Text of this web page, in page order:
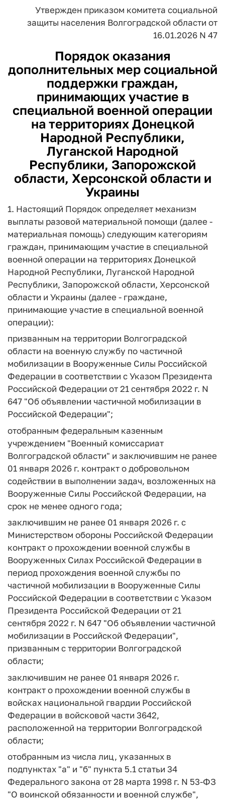
Утвержден приказом комитета социальной
защиты населения Волгоградской области от
16.01.2026 N 47
Порядок оказания
дополнительных мер социальной
поддержки граждан,
принимающих участие в
специальной военной операции
на территориях Донецкой
Народной Республики,
Луганской Народной
Республики, Запорожской
области, Херсонской области и
Украины
1. Настоящий Порядок определяет механизм
выплаты разовой материальной помощи (далее -
материальная помощь) следующим категориям
граждан, принимающим участие в специальной
военной операции на территориях Донецкой
Народной Республики, Луганской Народной
Республики, Запорожской области, Херсонской
области и Украины (далее - граждане,
принимающие участие в специальной военной
операции):
призванным на территории Волгоградской
области на военную службу по частичной
мобилизации в Вооруженные Силы Российской
Федерации в соответствии с Указом Президента
Российской Федерации от 21 сентября 2022 г. N
647 "Об объявлении частичной мобилизации в
Российской Федерации";
отобранным федеральным казенным
учреждением "Военный комиссариат
Волгоградской области" и заключившим не ранее
01 января 2026 г. контракт о добровольном
содействии в выполнении задач, возложенных на
Вооруженные Силы Российской Федерации, на
срок не менее одного года;
заключившим не ранее 01 января 2026 г. с
Министерством обороны Российской Федерации
контракт о прохождении военной службы в
Вооруженных Силах Российской Федерации в
период прохождения военной службы по
частичной мобилизации в Вооруженные Силы
Российской Федерации в соответствии с Указом
Президента Российской Федерации от 21
сентября 2022 г. N 647 "Об объявлении частичной
мобилизации в Российской Федерации",
призванным с территории Волгоградской
области;
заключившим не ранее 01 января 2026 г.
контракт о прохождении военной службы в
войсках национальной гвардии Российской
Федерации в войсковой части 3642,
расположенной на территории Волгоградской
области;
отобранным из числа лиц, указанных в
подпунктах "а" и "б" пункта 5.1 статьи 34
Федерального закона от 28 марта 1998 г. N 53-ФЗ
"О воинской обязанности и военной службе",